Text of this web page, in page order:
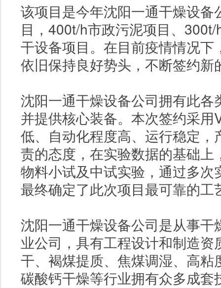
该项目是今年沈阳一通干燥设备
目， 400t/h市政污泥项目、 300t/
干设备项目。在目前疫情情况
依旧保持良好势头，不断签约新
沈阳一通干燥设备公司拥有此
并提供核心装备。本次签约采用
低、自动化程度高、运行稳定
责的态度，在实验数据的基础
物料小试及中试实验，通过多
最终确定了此次项目最可靠的工
沈阳一通干燥设备公司是从事
业公司，具有工程设计和制造
干、褐煤提质、焦煤调湿、高
碳酸钙干燥等行业拥有众多成套